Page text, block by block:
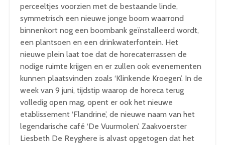
perceeltjes voorzien met de bestaande linde,
symmetrisch een nieuwe jonge boom waarrond
binnenkort nog een boombank geïnstalleerd wordt,
een plantsoen en een drinkwaterfontein. Het
nieuwe plein laat toe dat de horecaterrassen de
nodige ruimte krijgen en er zullen ook evenementen
kunnen plaatsvinden zoals ‘Klinkende Kroegen’. In de
week van 9 juni, tijdstip waarop de horeca terug
volledig open mag, opent er ook het nieuwe
etablissement ‘Flandrine’, de nieuwe naam van het
legendarische café ‘De Vuurmolen’. Zaakvoerster
Liesbeth De Reyghere is alvast opgetogen dat het